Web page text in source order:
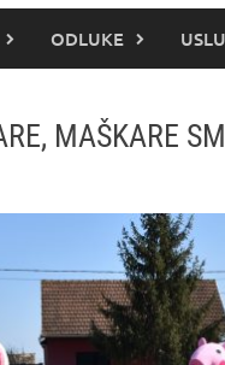
ODLUKE
MAŠKARE